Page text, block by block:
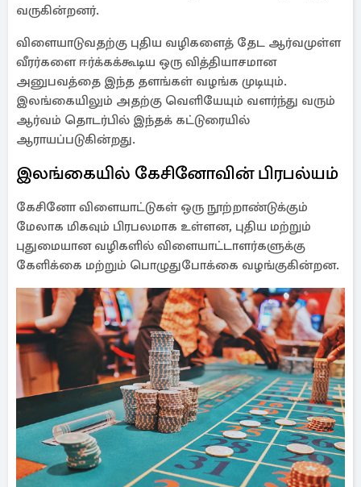
வருகின்றனர்.
விளையாடுவதற்கு புதிய வழிகளைத் தேட ஆர்வமுள்ள
வீரர்களை ஈர்க்கக்கூடிய ஒரு வித்தியாசமான
அனுபவத்தை இந்த தளங்கள் வழங்க முடியும்.
இலங்கையிலும் அதற்கு வெளியேயும் வளர்ந்து வரும்
ஆர்வம் தொடர்பில் இந்தக் கட்டுரையில்
ஆராயப்படுகின்றது.
இலங்கையில் கேசினோவின் பிரபல்யம்
கேசினோ விளையாட்டுகள் ஒரு நூற்றாண்டுக்கும்
மேலாக மிகவும் பிரபலமாக உள்ளன, புதிய மற்றும்
புதுமையான வழிகளில் விளையாட்டாளர்களுக்கு
கேளிக்கை மற்றும் பொழுதுபோக்கை வழங்குகின்றன.